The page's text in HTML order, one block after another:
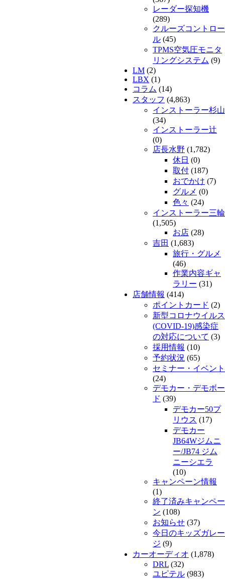
レーダー探知機
(289)
クルーズコントロー
ル (45)
TPMS空気圧モニタ
リングシステム (9)
LM (2)
LBX (1)
コラム (14)
スタッフ (4,863)
インストーラー杉山
(34)
インストーラー辻
(0)
店長水野 (1,782)
休日 (0)
取付 (187)
おでかけ (7)
グルメ (0)
色々 (24)
インストーラー三輪
(1,505)
お店 (28)
吉田 (1,683)
旅行・グルメ
(46)
作業内容ギャ
ラリー (31)
店舗情報 (414)
ポイントカード (2)
新型コロナウイルス
(COVID-19)感染症
の対応について (3)
採用情報 (10)
予約状況 (65)
セミナー・イベント
(24)
デモカー・デモボー
ド (39)
デモカー50プ
リウス (17)
デモカー
JB64Wジムニ
ー/JB74 ジム
ニーシエラ
(10)
キャンペーン情報
(1)
終了済みキャンペー
ン (108)
お知らせ (37)
今日のキッズガレー
ジ (9)
カーオーディオ (1,878)
DRL (32)
ユピテル (983)